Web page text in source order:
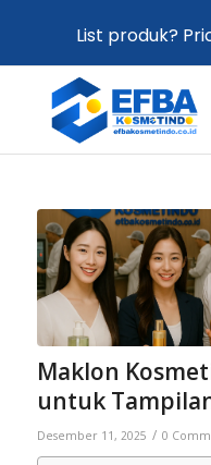
Maklon
untuk
Desember 11, 2025 / 0
List produk?